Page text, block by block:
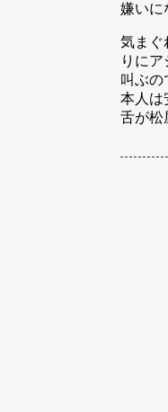
嫌いに
気まぐ
りに
叫ぶの
本人は
舌が松